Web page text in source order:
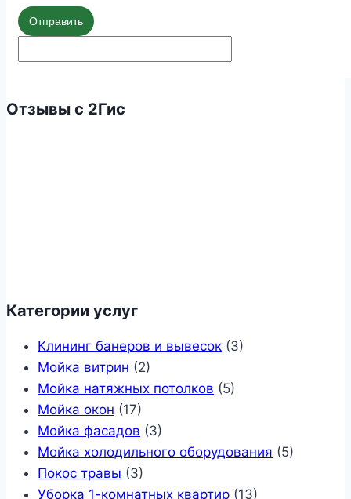
Отправить
Отзывы с 2Гис
Категории услуг
Клининг банеров и вывесок (3)
Мойка витрин (2)
Мойка натяжных потолков (5)
Мойка окон (17)
Мойка фасадов (3)
Мойка холодильного оборудования (5)
Покос травы (3)
Уборка 1-комнатных квартир (13)